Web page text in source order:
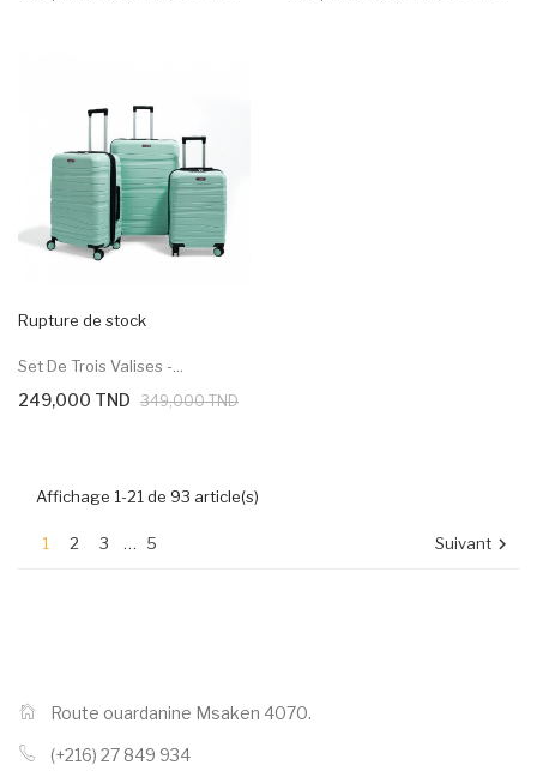
Rupture de stock
Set De Trois Valises -...
249,000 TND 349,000 TND
Affichage 1-21 de 93 article(s)
1 2 3 … 5 Suivant 
Route ouardanine Msaken 4070.
(+216) 27 849 934